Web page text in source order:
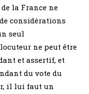
la France ne
considérations
seul
ne peut être
et assertif, et
du vote du
il lui faut un